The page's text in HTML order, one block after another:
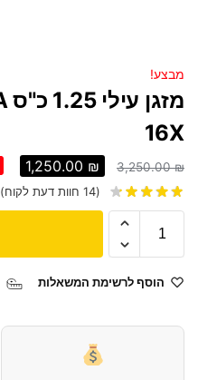
מבצע!
16X
3,250.00₪
1,250.00 ₪
(
14 חוות דעת לקוח)
הוסף לרשימת המשאלות